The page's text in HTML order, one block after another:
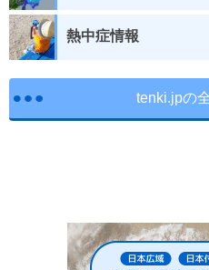
熱中症情報
tenki.jpの